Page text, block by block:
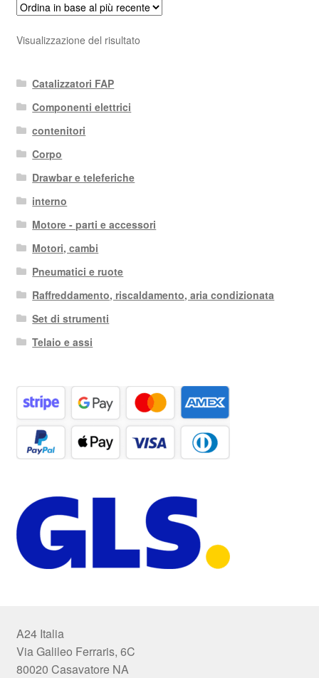
Visualizzazione del risultato
Catalizzatori FAP
Componenti elettrici
contenitori
Corpo
Drawbar e teleferiche
interno
Motore - parti e accessori
Motori, cambi
Pneumatici e ruote
Raffreddamento, riscaldamento, aria condizionata
Set di strumenti
Telaio e assi
A24 Italia
Via Galileo Ferraris, 6C
80020 Casavatore NA